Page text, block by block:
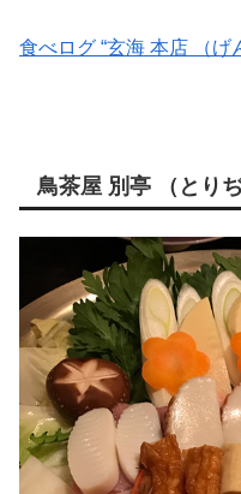
食べログ “玄海 本店 （げ
鳥茶屋 別亭 （とり